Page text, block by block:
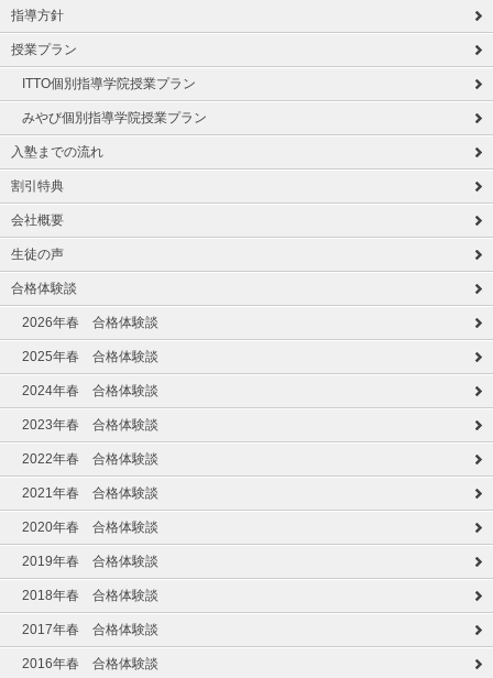
指導方針
授業プラン
ITTO個別指導学院授業プラン
みやび個別指導学院授業プラン
入塾までの流れ
割引特典
会社概要
生徒の声
合格体験談
2026年春 合格体験談
2025年春 合格体験談
2024年春 合格体験談
2023年春 合格体験談
2022年春 合格体験談
2021年春 合格体験談
2020年春 合格体験談
2019年春 合格体験談
2018年春 合格体験談
2017年春 合格体験談
2016年春 合格体験談